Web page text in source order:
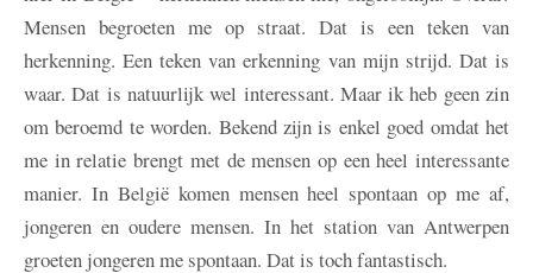
Mensen begroeten me op straat. Dat is een teken van
herkenning. Een teken van erkenning van mijn strijd. Dat is
waar. Dat is natuurlijk wel interessant. Maar ik heb geen zin
om beroemd te worden. Bekend zijn is enkel goed omdat het
me in relatie brengt met de mensen op een heel interessante
manier. In België komen mensen heel spontaan op me af,
jongeren en oudere mensen. In het station van Antwerpen
groeten jongeren me spontaan. Dat is toch fantastisch.